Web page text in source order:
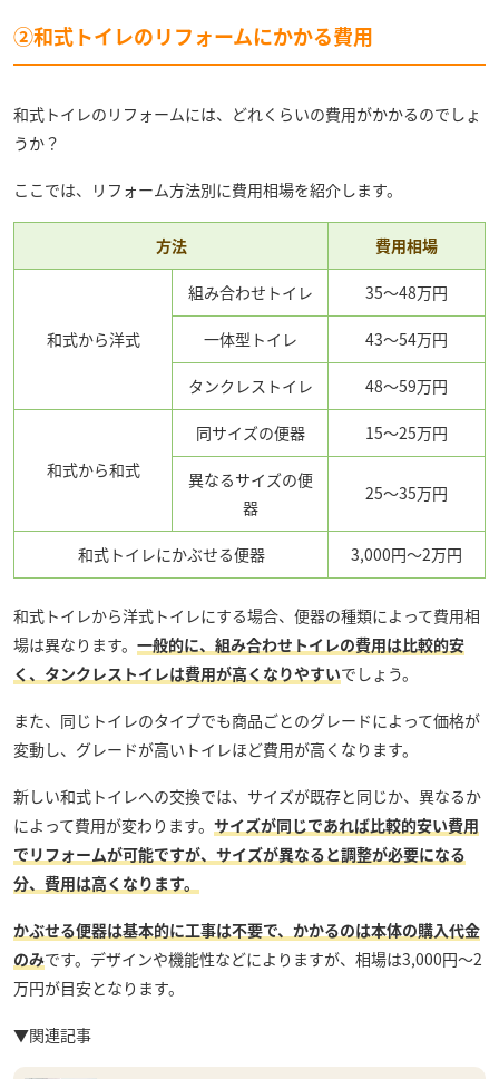
②和式トイレのリフォームにかかる費用
和式トイレのリフォームには、どれくらいの費用がかかるのでしょ
うか？
ここでは、リフォーム方法別に費用相場を紹介します。
方法 費用相場
和式から洋式
組み合わせトイレ 35～48万円
一体型トイレ 43～54万円
タンクレストイレ 48～59万円
和式から和式
同サイズの便器 15～25万円
異なるサイズの便
器
25～35万円
和式トイレにかぶせる便器 3,000円～2万円
和式トイレから洋式トイレにする場合、便器の種類によって費用相
場は異なります。 一般的に、組み合わせトイレの費用は比較的安
く、タンクレストイレは費用が高くなりやすいでしょう。
また、同じトイレのタイプでも商品ごとのグレードによって価格が
変動し、グレードが高いトイレほど費用が高くなります。
新しい和式トイレへの交換では、サイズが既存と同じか、異なるか
によって費用が変わります。 サイズが同じであれば比較的安い費用
でリフォームが可能ですが、サイズが異なると調整が必要になる
分、費用は高くなります。
かぶせる便器は基本的に工事は不要で、かかるのは本体の購入代金
のみです。デザインや機能性などによりますが、相場は3,000円～2
万円が目安となります。
▼関連記事